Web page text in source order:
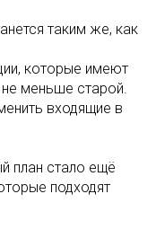
таким же, как
которые имеют
меньше старой.
входящие в
план стало ещё
подходят